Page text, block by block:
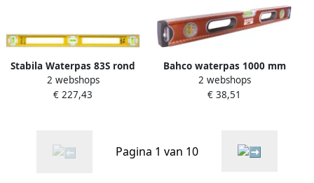
Stabila Waterpas 83S rond
gegoten alu.2V1H100cm
02546
2 webshops
€ 227,43
Bahco waterpas 1000 mm
magnetisch | 466-1000-M
2 webshops
€ 38,51
Pagina 1 van 10